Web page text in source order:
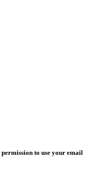
to use your email